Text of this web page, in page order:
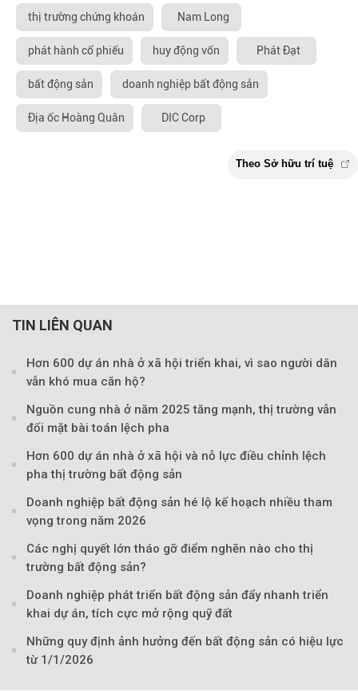
thị trường chứng khoán Nam Long
phát hành cổ phiếu huy động vốn Phát Đạt
bất động sản doanh nghiệp bất động sản
Địa ốc Hoàng Quân DIC Corp
TIN LIÊN QUAN
Hơn 600 dự án nhà ở xã hội triển khai, vì sao người dân
vẫn khó mua căn hộ?
Nguồn cung nhà ở năm 2025 tăng mạnh, thị trường vẫn
đối mặt bài toán lệch pha
Hơn 600 dự án nhà ở xã hội và nỗ lực điều chỉnh lệch
pha thị trường bất động sản
Doanh nghiệp bất động sản hé lộ kế hoạch nhiều tham
vọng trong năm 2026
Các nghị quyết lớn tháo gỡ điểm nghẽn nào cho thị
trường bất động sản?
Doanh nghiệp phát triển bất động sản đẩy nhanh triển
khai dự án, tích cực mở rộng quỹ đất
Những quy định ảnh hưởng đến bất động sản có hiệu lực
từ 1/1/2026